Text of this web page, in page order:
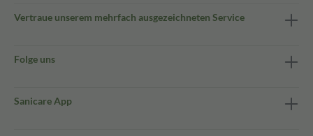
Vertraue unserem mehrfach ausgezeichneten Service
Folge uns
Sanicare App